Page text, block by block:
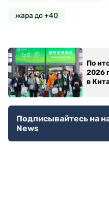
жара до +40
По
2026
в
Подписывайтесь на
News